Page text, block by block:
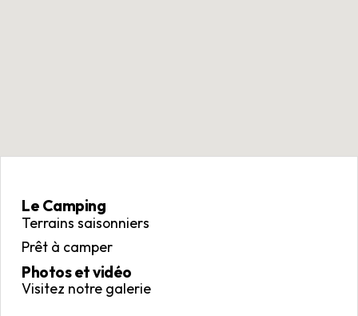
Le Camping
Terrains saisonniers
Prêt à camper
Photos et vidéo
Visitez notre galerie